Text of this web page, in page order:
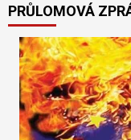
PRŮLOMOVÁ